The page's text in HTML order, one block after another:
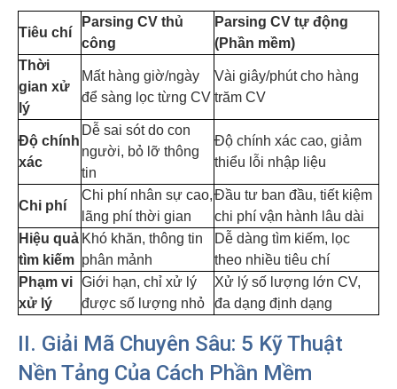
Tiêu chí
Parsing CV thủ
công
Parsing CV tự động
(Phần mềm)
Thời
gian xử
lý
Mất hàng giờ/ngày
để sàng lọc từng CV
Vài giây/phút cho hàng
trăm CV
Độ chính
xác
Dễ sai sót do con
người, bỏ lỡ thông
tin
Độ chính xác cao, giảm
thiểu lỗi nhập liệu
Chi phí
Chi phí nhân sự cao,
lãng phí thời gian
Đầu tư ban đầu, tiết kiệm
chi phí vận hành lâu dài
Hiệu quả
tìm kiếm
Khó khăn, thông tin
phân mảnh
Dễ dàng tìm kiếm, lọc
theo nhiều tiêu chí
Phạm vi
xử lý
Giới hạn, chỉ xử lý
được số lượng nhỏ
Xử lý số lượng lớn CV,
đa dạng định dạng
II. Giải Mã Chuyên Sâu: 5 Kỹ Thuật
Nền Tảng Của Cách Phần Mềm